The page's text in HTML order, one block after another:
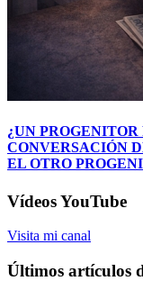
¿UN
CONVERSACIÓN
EL OTRO
Vídeos YouTube
Visita mi canal
Últimos artículos